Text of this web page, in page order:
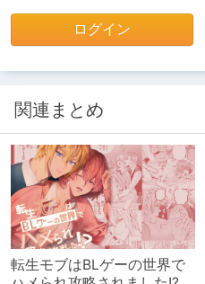
ログイン
関連まとめ
転生モブはBLゲーの世界で